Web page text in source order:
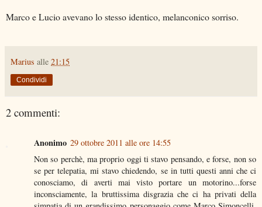
Marco e Lucio avevano lo stesso identico, melanconico sorriso.
Marius alle 21:15
Condividi
2 commenti:
Anonimo 29 ottobre 2011 alle ore 14:55
Non so perchè, ma proprio oggi ti stavo pensando, e forse, non so
se per telepatia, mi stavo chiedendo, se in tutti questi anni che ci
conosciamo, di averti mai visto portare un motorino...forse
inconsciamente, la bruttissima disgrazia che ci ha privati della